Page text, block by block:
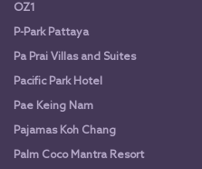
OZ1
P-Park Pattaya
Pa Prai Villas and Suites
Pacific Park Hotel
Pae Keing Nam
Pajamas Koh Chang
Palm Coco Mantra Resort